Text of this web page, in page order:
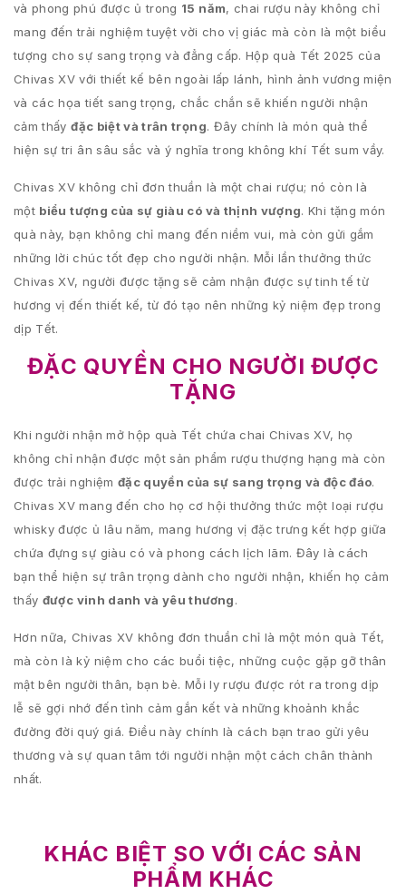
và phong phú được ủ trong 15 năm, chai rượu này không chỉ
mang đến trải nghiệm tuyệt vời cho vị giác mà còn là một biểu
tượng cho sự sang trọng và đẳng cấp. Hộp quà Tết 2025 của
Chivas XV với thiết kế bên ngoài lấp lánh, hình ảnh vương miện
và các họa tiết sang trọng, chắc chắn sẽ khiến người nhận
cảm thấyđặc biệt và trân trọng. Đây chính là món quà thể
hiện sự tri ân sâu sắc và ý nghĩa trong không khí Tết sum vầy.
Chivas XV không chỉ đơn thuần là một chai rượu; nó còn là
một biểu tượng của sự giàu có và thịnh vượng. Khi tặng món
quà này, bạn không chỉ mang đến niềm vui, mà còn gửi gắm
những lời chúc tốt đẹp cho người nhận. Mỗi lần thưởng thức
Chivas XV, người được tặng sẽ cảm nhận được sự tinh tế từ
hương vị đến thiết kế, từ đó tạo nên những kỷ niệm đẹp trong
dịp Tết.
ĐẶC QUYỀN CHO NGƯỜI ĐƯỢC
TẶNG
Khi người nhận mở hộp quà Tết chứa chai Chivas XV, họ
không chỉ nhận được một sản phẩm rượu thượng hạng mà còn
được trải nghiệm đặc quyền của sự sang trọng và độc đáo.
Chivas XV mang đến cho họ cơ hội thưởng thức một loại rượu
whisky được ủ lâu năm, mang hương vị đặc trưng kết hợp giữa
chứa đựng sự giàu có và phong cách lịch lãm. Đây là cách
bạn thể hiện sự trân trọng dành cho người nhận, khiến họ cảm
thấy được vinh danh và yêu thương.
Hơn nữa, Chivas XV không đơn thuần chỉ là một món quà Tết,
mà còn là kỷ niệm cho các buổi tiệc, những cuộc gặp gỡ thân
mật bên người thân, bạn bè. Mỗi ly rượu được rót ra trong dịp
lễ sẽ gợi nhớ đến tình cảm gắn kết và những khoảnh khắc
đường đời quý giá. Điều này chính là cách bạn trao gửi yêu
thương và sự quan tâm tới người nhận một cách chân thành
nhất.
KHÁC BIỆT SO VỚI CÁC SẢN
PHẨM KHÁC